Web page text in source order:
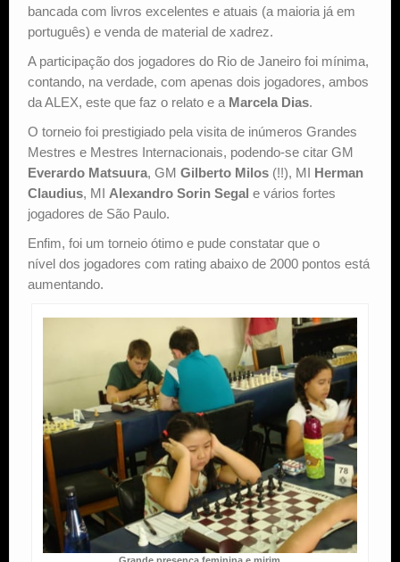
bancada com livros excelentes e atuais (a maioria já em
português) e venda de material de xadrez.
A participação dos jogadores do Rio de Janeiro foi mínima,
contando, na verdade, com apenas dois jogadores, ambos
da ALEX, este que faz o relato e a Marcela Dias.
O torneio foi prestigiado pela visita de inúmeros Grandes
Mestres e Mestres Internacionais, podendo-se citar GM
Everardo Matsuura, GM Gilberto Milos (!!), MI Herman
Claudius, MI Alexandro Sorin Segal e vários fortes
jogadores de São Paulo.
Enfim, foi um torneio ótimo e pude constatar que o
nível dos jogadores com rating abaixo de 2000 pontos está
aumentando.